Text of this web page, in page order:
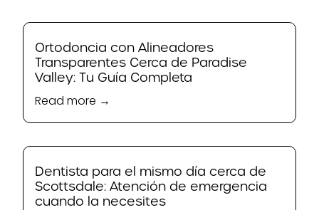
Ortodoncia con Alineadores
Transparentes Cerca de Paradise
Valley: Tu Guía Completa
Read more →
Dentista para el mismo día cerca de
Scottsdale: Atención de emergencia
cuando la necesites